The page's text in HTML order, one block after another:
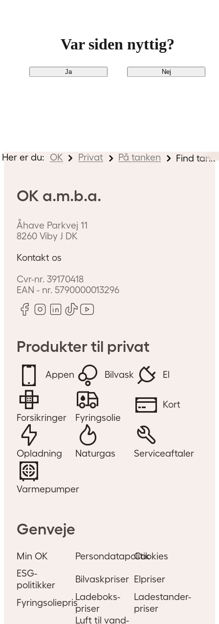
Var siden nyttig?
Ja Nej
Hvorfor ikke?
Her er du: OK Privat På tanken Find tank
OK a.m.b.a.
Åhave Parkvej 11
8260 Viby J DK
Kontakt os
Cvr-nr. 39170418
EAN - nr.5790000013296
Produkter til privat
Appen Bilvask El
Forsikringer Fyringsolie
Kort
Opladning Naturgas Serviceaftaler
Varmepumper
Genveje
Min OK PersondatapolitikCookies
ESG-
politikker
Bilvaskpriser Elpriser
Fyringsoliepris
Ladeboks-
priser
Ladestander-
priser
Luft til vand-